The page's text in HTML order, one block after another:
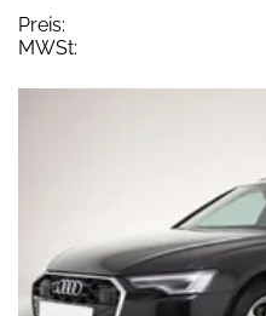
Preis:
MWSt: